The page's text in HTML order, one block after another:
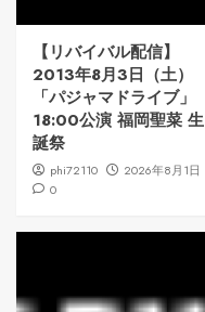
【リバイバル配信】
2013年8月3日（土）
「パジャマドライブ」
18:00公演 福岡聖菜 生
誕祭
phi72110
2026年8月1日
0